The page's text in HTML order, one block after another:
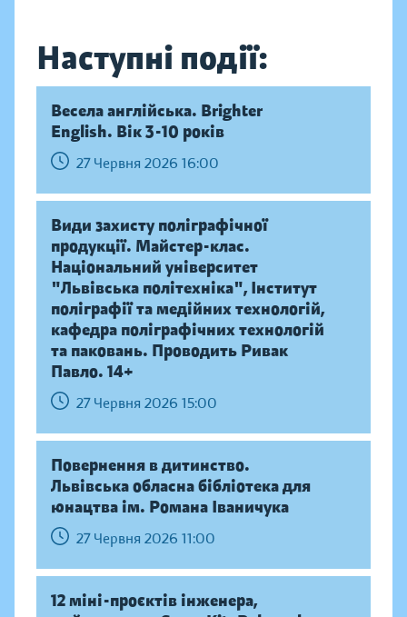
Наступні події:
Весела англійська. Brighter
English. Вік 3-10 років
27 Червня 2026 16:00
Види захисту поліграфічної
продукції. Майстер-клас.
Національний університет
"Львівська політехніка", Інститут
поліграфії та медійних технологій,
кафедра поліграфічних технологій
та паковань. Проводить Ривак
Павло. 14+
27 Червня 2026 15:00
Повернення в дитинство.
Львівська обласна бібліотека для
юнацтва ім. Романа Іваничука
27 Червня 2026 11:00
12 міні-проєктів інженера,